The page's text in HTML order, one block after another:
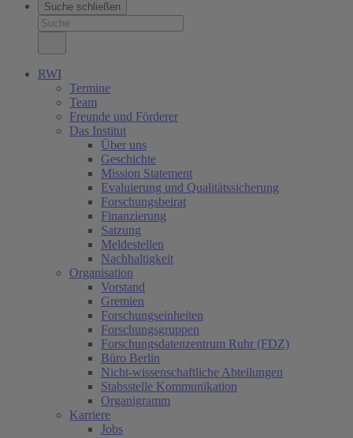
Suche schließen
RWI
Termine
Team
Freunde und Förderer
Das Institut
Über uns
Geschichte
Mission Statement
Evaluierung und Qualitätssicherung
Forschungsbeirat
Finanzierung
Satzung
Meldestellen
Nachhaltigkeit
Organisation
Vorstand
Gremien
Forschungseinheiten
Forschungsgruppen
Forschungsdatenzentrum Ruhr (FDZ)
Büro Berlin
Nicht-wissenschaftliche Abteilungen
Stabsstelle Kommunikation
Organigramm
Karriere
Jobs